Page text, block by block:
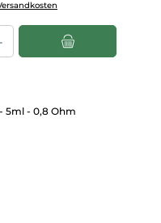
Wert ein oder benutze die